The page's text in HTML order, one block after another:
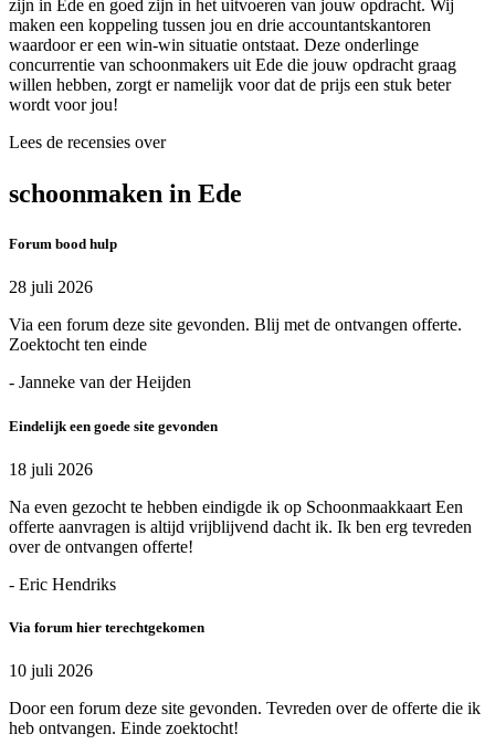
zijn in Ede en goed zijn in het uitvoeren van jouw opdracht. Wij
maken een koppeling tussen jou en drie accountantskantoren
waardoor er een win-win situatie ontstaat. Deze onderlinge
concurrentie van schoonmakers uit Ede die jouw opdracht graag
willen hebben, zorgt er namelijk voor dat de prijs een stuk beter
wordt voor jou!
Lees de recensies over
schoonmaken in Ede
Forum bood hulp
28 juli 2026
Via een forum deze site gevonden. Blij met de ontvangen offerte.
Zoektocht ten einde
- Janneke van der Heijden
Eindelijk een goede site gevonden
18 juli 2026
Na even gezocht te hebben eindigde ik op Schoonmaakkaart Een
offerte aanvragen is altijd vrijblijvend dacht ik. Ik ben erg tevreden
over de ontvangen offerte!
- Eric Hendriks
Via forum hier terechtgekomen
10 juli 2026
Door een forum deze site gevonden. Tevreden over de offerte die ik
heb ontvangen. Einde zoektocht!